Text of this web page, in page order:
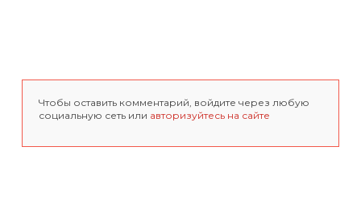
Чтобы оставить комментарий, войдите через любую
социальную сеть или авторизуйтесь на сайте